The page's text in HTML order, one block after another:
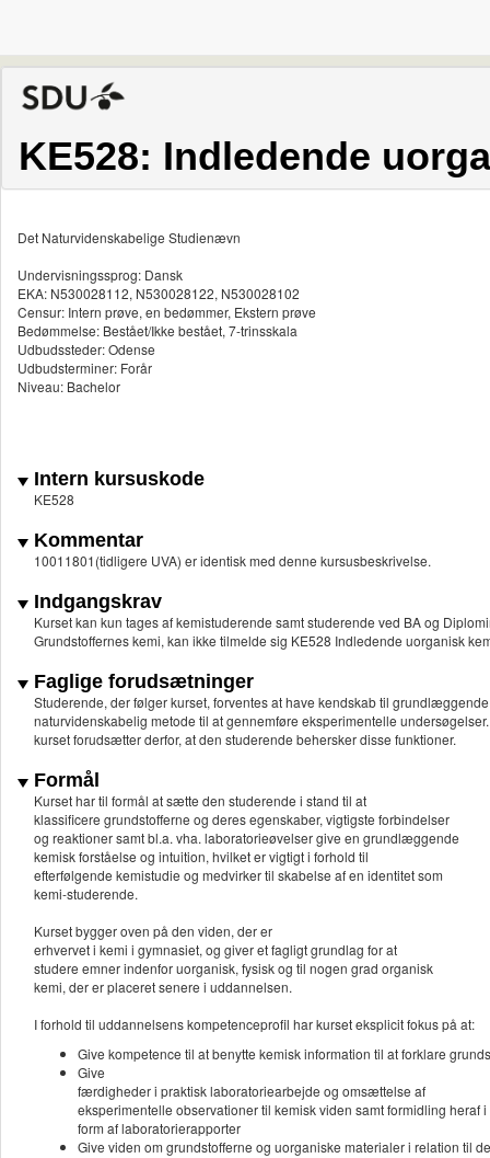
KE528: Indledende
Det Naturvidenskabelige Studienævn
Undervisningssprog: Dansk
EKA: N530028112, N530028122, N530028102
Censur: Intern prøve, en bedømmer, Ekstern prøve
Bedømmelse: Bestået/Ikke bestået, 7-trinsskala
Udbudssteder: Odense
Udbudsterminer: Forår
Niveau: Bachelor
Intern kursuskode
KE528
Kommentar
10011801(tidligere UVA) er identisk med denne kursusbeskrivelse.
Indgangskrav
Kurset kan kun tages af kemistuderende samt studerende ved BA og
Grundstoffernes kemi, kan ikke tilmelde sig KE528 Indledende uorganisk
Faglige forudsætninger
Studerende, der følger kurset, forventes at have kendskab til
naturvidenskabelig metode til at gennemføre eksperimentelle
kurset forudsætter derfor, at den studerende behersker disse funktioner.
Formål
Kurset har til formål at sætte den studerende i stand til at
klassificere grundstofferne og deres egenskaber, vigtigste forbindelser
og reaktioner samt bl.a. vha. laboratorieøvelser give en grundlæggende
kemisk forståelse og intuition, hvilket er vigtigt i forhold til
efterfølgende kemistudie og medvirker til skabelse af en identitet som
kemi-studerende.
Kurset bygger oven på den viden, der er
erhvervet i kemi i gymnasiet, og giver et fagligt grundlag for at
studere emner indenfor uorganisk, fysisk og til nogen grad organisk
kemi, der er placeret senere i uddannelsen.
I forhold til uddannelsens kompetenceprofil har kurset eksplicit fokus på at:
Give kompetence til at benytte kemisk information til at forklare
Give
færdigheder i praktisk laboratoriearbejde og omsættelse af
eksperimentelle observationer til kemisk viden samt formidling heraf i
form af laboratorierapporter
Give viden om grundstofferne og uorganiske materialer i relation til